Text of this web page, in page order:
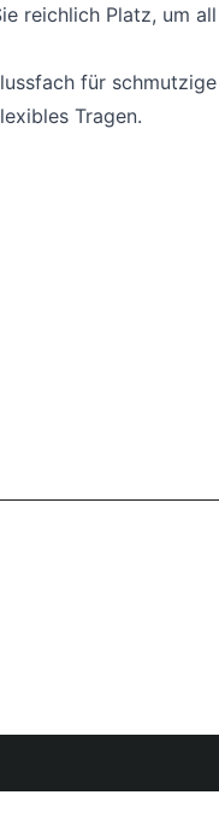
reichlich Platz, um
für
Tragen.